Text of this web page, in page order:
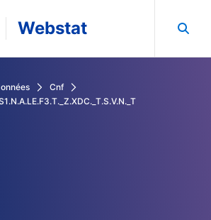
navigation
Webstat
Cnf